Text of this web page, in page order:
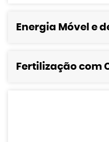
Energia Móvel e
Fertilização com